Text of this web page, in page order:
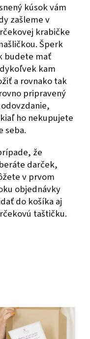
kúsok vám
zašleme v
krabičke
Šperk
budete mať
kam
a rovnako tak
pripravený
odovzdanie,
ho nekupujete
seba.
že
darček,
v prvom
objednávky
do košíka aj
taštičku.